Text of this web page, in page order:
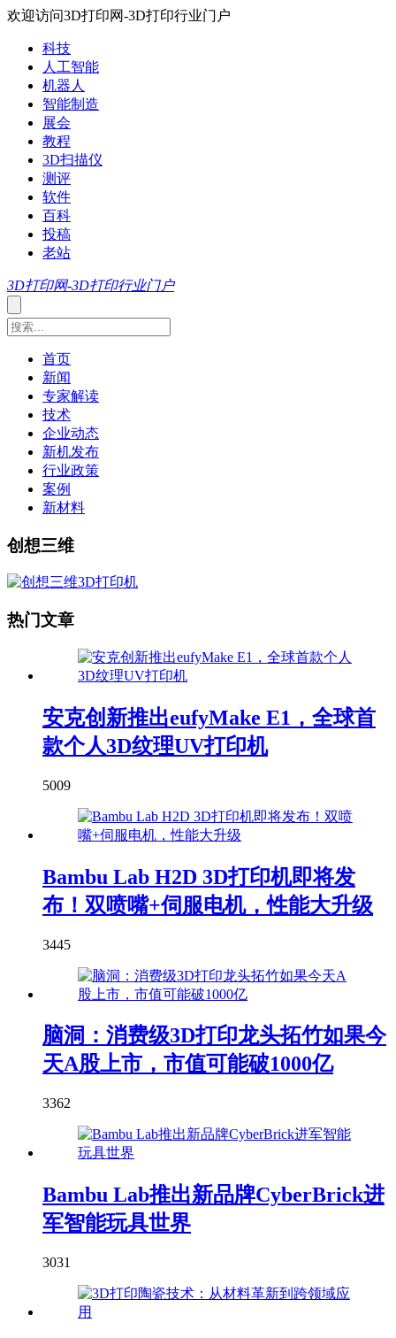
欢迎访问3D打印网-3D打印行业门户
科技
人工智能
机器人
智能制造
展会
教程
3D扫描仪
测评
软件
百科
投稿
老站
3D打印网-3D打印行业门户
首页
新闻
专家解读
技术
企业动态
新机发布
行业政策
案例
新材料
创想三维
热门文章
安克创新推出eufyMake E1，全球首
款个人3D纹理UV打印机
5009
Bambu Lab H2D 3D打印机即将发
布！双喷嘴+伺服电机，性能大升级
3445
脑洞：消费级3D打印龙头拓竹如果今
天A股上市，市值可能破1000亿
3362
Bambu Lab推出新品牌CyberBrick进
军智能玩具世界
3031